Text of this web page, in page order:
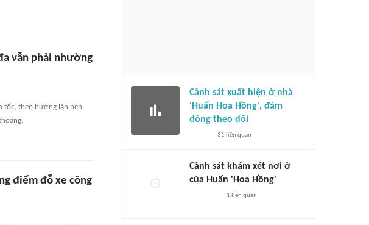
vẫn phải nhường
tốc, theo hướng làn bên
điểm đỗ xe công
Cảnh sát xuất hiện ở nhà
'Huấn Hoa Hồng', đám
đông theo dõi
31 liên quan
Cảnh sát khám xét nơi ở
của Huấn 'Hoa Hồng'
1 liên quan